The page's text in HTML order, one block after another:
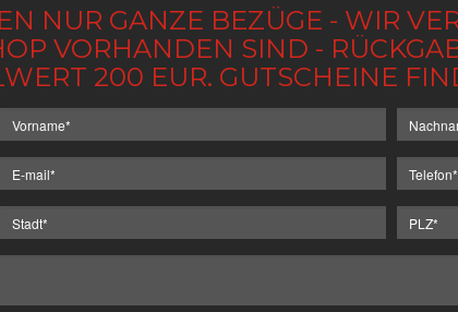
NUR GANZE BEZÜGE - WIR
VORHANDEN SIND -
200 EUR. GUTSCHEINE